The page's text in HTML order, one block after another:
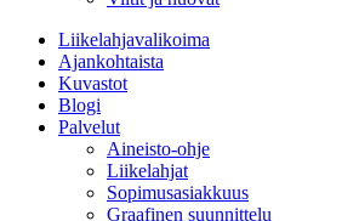
Liikelahjavalikoima
Ajankohtaista
Kuvastot
Blogi
Palvelut
Aineisto-ohje
Liikelahjat
Sopimusasiakkuus
Graafinen suunnittelu